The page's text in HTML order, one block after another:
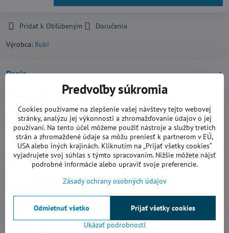
Pridať k Obľúbeným
Doručenia
Výrobca: Rubi
Popis
Popis uhlíkov pre RUBIMIX-9 N a N
PLUS:
Dva náhradné uhlíky sú určenépre elektromotor miešadiel RUBIMIX-
9 N a RUBIMIX-9 N PLUS. Po opotrebovaní pôvodných uhlíkov si ich
výmenou jednoducho vietepredĺžiť životnosť miešadla. V balení sú
Viac z kategórie
Miešadlá stavebných zmesí Príslušenstvo
Predvoľby súkromia
Cookies používame na zlepšenie vašej návštevy tejto webovej
stránky, analýzu jej výkonnosti a zhromažďovanie údajov o jej
používaní. Na tento účel môžeme použiť nástroje a služby tretích
strán a zhromaždené údaje sa môžu preniesť k partnerom v EÚ,
USA alebo iných krajinách. Kliknutím na „Prijať všetky cookies“
vyjadrujete svoj súhlas s týmto spracovaním. Nižšie môžete nájsť
podrobné informácie alebo upraviť svoje preferencie.
Zásady ochrany osobných údajov
Ukázať podrobnosti
Prijať všetky cookies
Odmietnuť všetko